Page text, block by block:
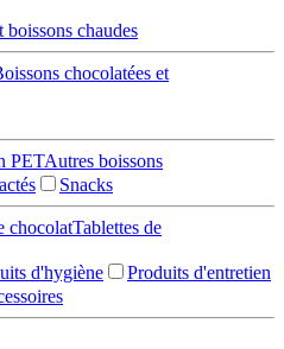
boissons chaudes
chocolatées et
PETAutres boissons
Snacks
chocolatTablettes de
d'hygiène
Produits d'entretien